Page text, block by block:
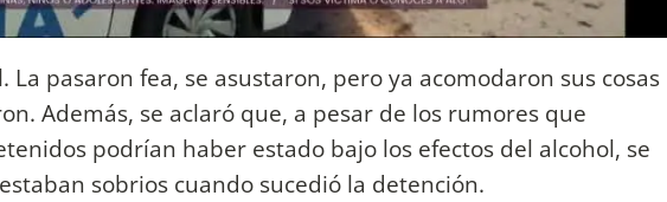
La pasaron fea, se asustaron, pero ya acomodaron sus cosas
Además, se aclaró que, a pesar de los rumores que
podrían haber estado bajo los efectos del alcohol, se
sobrios cuando sucedió la detención.